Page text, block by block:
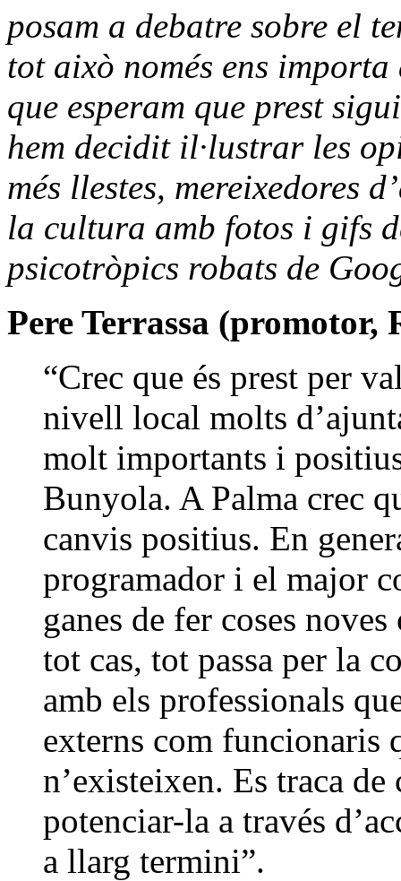
posam a debatre sobre el
tot això només ens
que esperam que prest
hem decidit il·lustrar les
més llestes, mereixedores
la cultura amb fotos i gifs
psicotròpics robats de
Pere Terrassa
“Crec que és prest per
nivell local molts
molt importants i
Bunyola. A Palma crec
canvis positius. En
programador i el major
ganes de fer coses
tot cas, tot passa per la
amb els professionals
externs com funcionaris
n’existeixen. Es traca
potenciar-la a través
a llarg termini”.